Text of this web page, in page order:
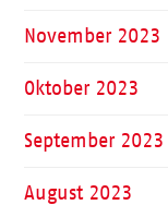
November 2023
Oktober 2023
September 2023
August 2023